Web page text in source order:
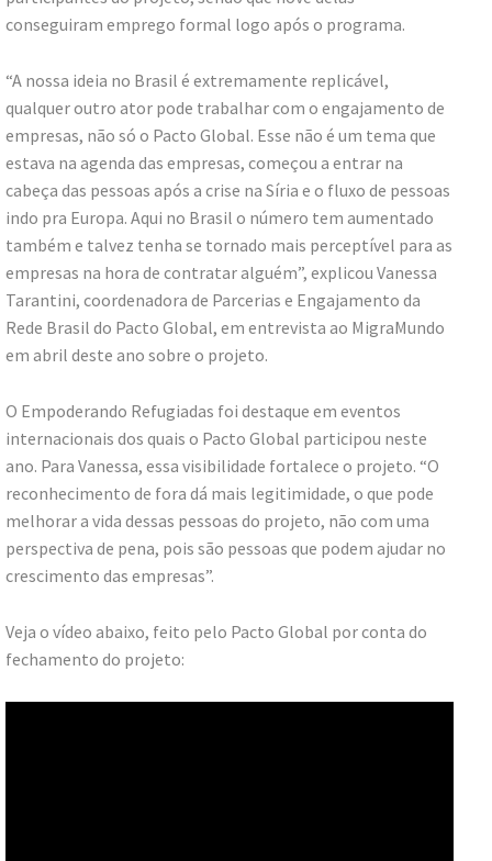
conseguiram emprego formal logo após o programa.
“A nossa ideia no Brasil é extremamente replicável,
qualquer outro ator pode trabalhar com o engajamento de
empresas, não só o Pacto Global. Esse não é um tema que
estava na agenda das empresas, começou a entrar na
cabeça das pessoas após a crise na Síria e o fluxo de pessoas
indo pra Europa. Aqui no Brasil o número tem aumentado
também e talvez tenha se tornado mais perceptível para as
empresas na hora de contratar alguém”, explicou Vanessa
Tarantini, coordenadora de Parcerias e Engajamento da
Rede Brasil do Pacto Global, em entrevista ao MigraMundo
em abril deste ano sobre o projeto.
O Empoderando Refugiadas foi destaque em eventos
internacionais dos quais o Pacto Global participou neste
ano. Para Vanessa, essa visibilidade fortalece o projeto. “O
reconhecimento de fora dá mais legitimidade, o que pode
melhorar a vida dessas pessoas do projeto, não com uma
perspectiva de pena, pois são pessoas que podem ajudar no
crescimento das empresas”.
Veja o vídeo abaixo, feito pelo Pacto Global por conta do
fechamento do projeto: